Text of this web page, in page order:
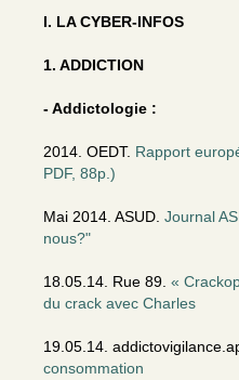
I. LA CYBER-INFOS
1. ADDICTION
- Addictologie :
2014. OEDT. Rapport
PDF, 88p.)
Mai 2014. ASUD. Journal
nous?"
18.05.14. Rue 89. «
du crack avec Charles
19.05.14.
consommation